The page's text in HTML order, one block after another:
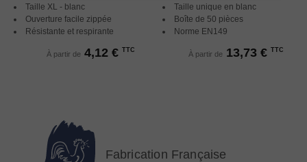
Taille XL - blanc
Ouverture facile zippée
Résistante et respirante
À partir de 4,12 € TTC
Taille unique en blanc
Boîte de 50 pièces
Norme EN149
À partir de 13,73 €TTC
Fabrication Française